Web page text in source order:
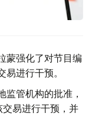
蒙强化了对节目编
进行干预。
监管机构的批准，
易进行干预，并